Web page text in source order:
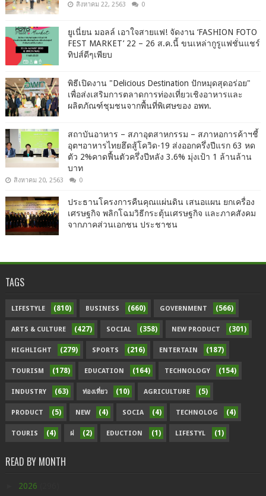
สิงหาคม 22, 2563 0
ยูเนี่ยน มอลล์ เอาใจสายแฟ! จัดงาน ‘FASHION FOTO
FEST MARKET’ 22 – 26 ส.ค.นี้ ขนเหล่ากูรูแฟชั่นแชร์
ทิปส์ดีๆเพียบ
พิธีเปิดงาน "Delicious Destination ปักหมุดสุดอร่อย"
เพื่อส่งเสริมการตลาดการท่องเที่ยวเชิงอาหารและ
ผลิตภัณฑ์ชุมชนจากพื้นที่พิเศษของ อพท.
สถาบันอาหาร – สภาอุตสาหกรรม – สภาหอการค้าฯชี้
อุตฯอาหารไทยฮึดสู้โควิด-19 ส่งออกครึ่งปีแรก 63 หด
ตัว 2%คาดฟื้นตัวครึ่งปีหลัง 3.6% มุ่งเป้า 1 ล้านล้าน
บาท
สิงหาคม 20, 2563 0
ประธานโครงการคืนคุณแผ่นดิน เสนอแผน ยกเครื่อง
เศรษฐกิจ พลิกโฉมวิธีกระตุ้นเศรษฐกิจ และภาคสังคม
จากภาคส่วนเอกชน ประชาชน
TAGS
LIFESTYLE (810) BUSINESS (660) GOVERNMENT (566)
ARTS & CULTURE (427) SOCIAL (358) NEW PRODUCT (301)
HIGHLIGHT (279) SPORTS (216) ENTERTAIN (187)
TOURISM (178) EDUCATION (164) TECHNOLOGY (154)
INDUSTRY (63) ท่องเที่ยว (10) AGRICULTURE (5)
PRODUCT (5) NEW (4) SOCIA (4) TECHNOLOG (4)
TOURIS (4) ฝ (2) EDUCTION (1) LIFESTYL (1)
READ BY MONTH
2026